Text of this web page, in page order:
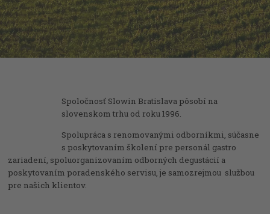
Spoločnosť Slowin Bratislava pôsobí na
slovenskom trhu od roku 1996.
Spolupráca s renomovanými odborníkmi, súčasne
s poskytovaním školení pre personál gastro
zariadení, spoluorganizovaním odborných degustácií a
poskytovaním poradenského servisu, je samozrejmou službou
pre našich klientov.